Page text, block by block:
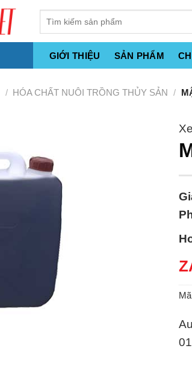
GIỚI THIỆU SẢN PHẨM
/ HÓA CHẤT NUÔI TRỒNG THỦY SẢN /